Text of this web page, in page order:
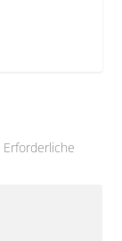
Erforderliche